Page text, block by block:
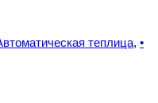
теплица, •